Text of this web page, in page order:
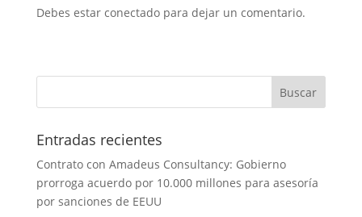
Debes estar conectado para dejar un comentario.
Entradas recientes
Contrato con Amadeus Consultancy: Gobierno
prorroga acuerdo por 10.000 millones para asesoría
por sanciones de EEUU